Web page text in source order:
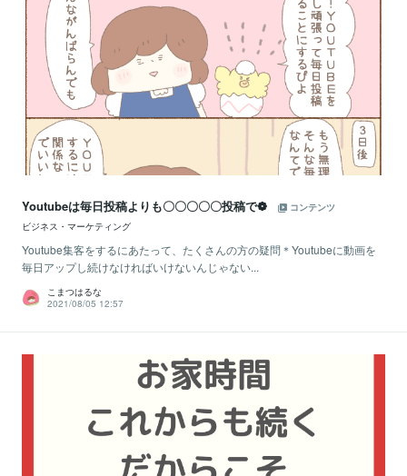
Youtubeは毎日投稿よりも〇〇〇〇〇投稿で❁
コンテンツ
ビジネス・マーケティング
Youtube集客をするにあたって、たくさんの方の疑問＊Youtubeに動画を
毎日アップし続けなければいけないんじゃない...
こまつはるな
2021/08/05 12:57